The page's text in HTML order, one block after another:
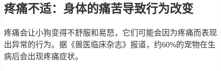
疼痛不适：身体的痛苦导致行为改变
疼痛会让小狗变得不舒服和易怒，它们可能会因为疼痛而表现
出异常的行为。据《兽医临床杂志》报道，约60%的宠物在生
病后会出现疼痛症状。